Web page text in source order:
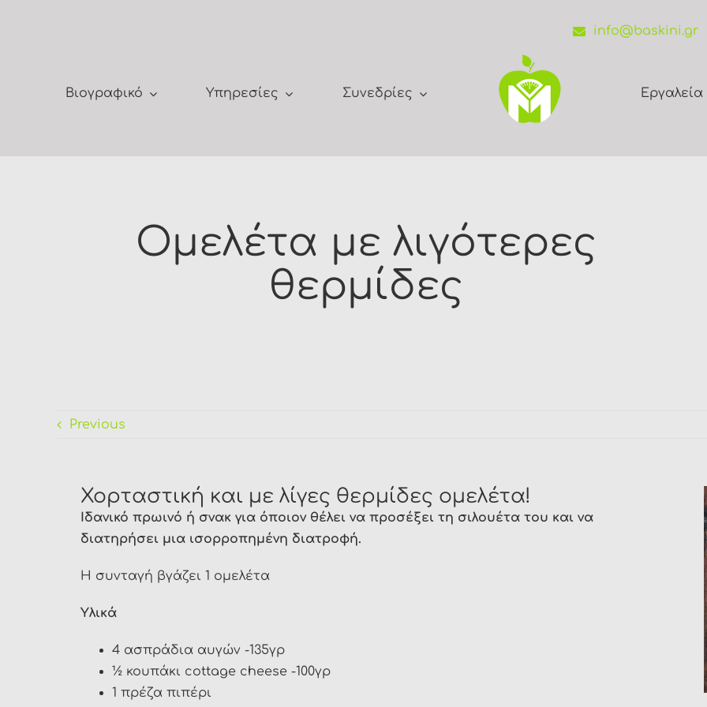
info@baskini.gr
Βιογραφικό Υπηρεσίες Συνεδρίες Εργαλεία
Ομελέτα με λιγότερες
θερμίδες
Previous
Χορταστική και με λίγες θερμίδες ομελέτα!
Ιδανικό πρωινό ή σνακ για όποιον θέλει να προσέξει τη σιλουέτα του και να
διατηρήσει μια ισορροπημένη διατροφή.
Η συνταγή βγάζει 1 ομελέτα
Υλικά
4 ασπράδια αυγών -135γρ
½ κουπάκι cottage cheese -100γρ
1 πρέζα πιπέρι